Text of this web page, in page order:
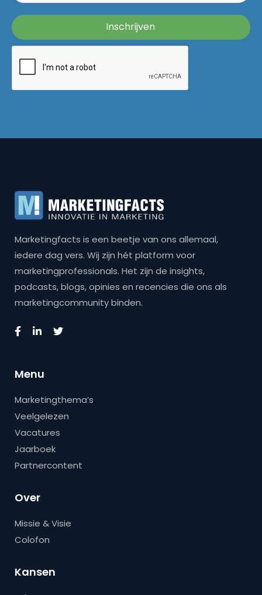
Marketingfacts is een beetje van ons allemaal,
iedere dag vers. Wij zijn hét platform voor
marketingprofessionals. Het zijn de insights,
podcasts, blogs, opinies en recencies die ons als
marketingcommunity binden.
Menu
Marketingthema’s
Veelgelezen
Vacatures
Jaarboek
Partnercontent
Over
Missie & Visie
Colofon
Kansen